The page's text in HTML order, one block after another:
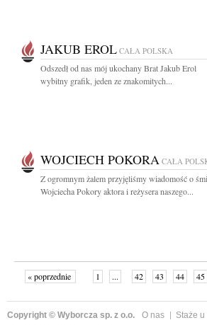
JAKUB EROL CAŁA POLSKA
Odszedł od nas mój ukochany Brat Jakub Erol
wybitny grafik, jeden ze znakomitych...
WOJCIECH POKORA CAŁA
Z ogromnym żalem przyjęliśmy wiadomość o
Wojciecha Pokory aktora i reżysera naszego...
« poprzednie 1 ... 42 43 44 45
Copyright © Wyborcza sp. z o.o. O nas Staże u